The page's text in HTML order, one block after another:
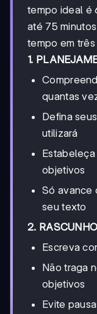
tempo ideal é
até 75
tempo em
1.
quantas
Defina
utilizará
objetivos
Só avance
seu texto
2.
Escreva
Não traga
objetivos
Evite